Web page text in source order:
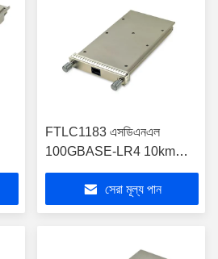
FTLC1183 এসডিএনএল
100GBASE-LR4 10km
Gen2 CFP অপটিক্যাল
ট্রান্সসিভার RoHS সঙ্গতিপূর্ণ
সেরা মূল্য পান